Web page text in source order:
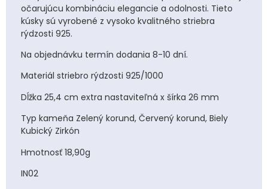
očarujúcu kombináciu elegancie a odolnosti. Tieto
kúsky sú vyrobené z vysoko kvalitného striebra
rýdzosti 925.
Na objednávku termín dodania 8-10 dní.
Materiál striebro rýdzosti 925/1000
Dĺžka 25,4 cm extra nastaviteľná x šírka 26 mm
Typ kameňa Zelený korund, Červený korund, Biely
Kubický Zirkón
Hmotnosť 18,90g
IN02